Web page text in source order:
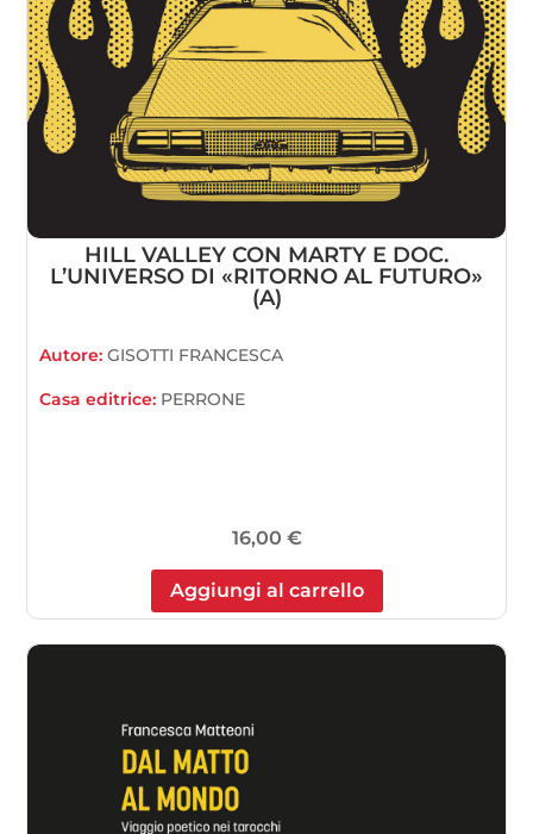
HILL VALLEY CON MARTY E DOC.
L’UNIVERSO DI «RITORNO AL FUTURO»
(A)
Autore:GISOTTI FRANCESCA
Casa editrice: PERRONE
16,00 €
Aggiungi al carrello